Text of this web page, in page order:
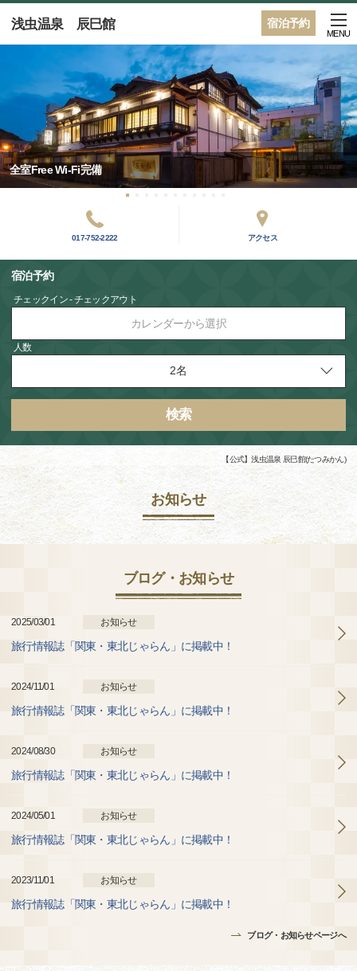
宿泊予約
浅虫温泉 辰巳館
MENU
全室Free Wi-Fi完備
017-752-2222 アクセス
宿泊予約
チェックイン - チェックアウト
カレンダーから選択
人数
検索
【公式】浅虫温泉 辰巳館(たつみかん)
お知らせ
ブログ・お知らせ
2025/03/01 お知らせ
旅行情報誌「関東・東北じゃらん」に掲載中！
2024/11/01 お知らせ
旅行情報誌「関東・東北じゃらん」に掲載中！
2024/08/30 お知らせ
旅行情報誌「関東・東北じゃらん」に掲載中！
2024/05/01 お知らせ
旅行情報誌「関東・東北じゃらん」に掲載中！
2023/11/01 お知らせ
旅行情報誌「関東・東北じゃらん」に掲載中！
ブログ・お知らせページへ